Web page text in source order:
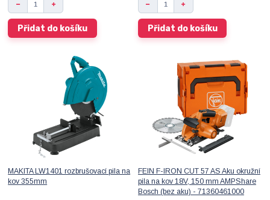
Přidat do košíku Přidat do košíku
MAKITA LW1401 rozbrušovací pila na
kov 355mm
FEIN F-IRON CUT 57 AS Aku okružní
pila na kov 18V, 150 mm AMPShare
Bosch (bez aku) - 71360461000